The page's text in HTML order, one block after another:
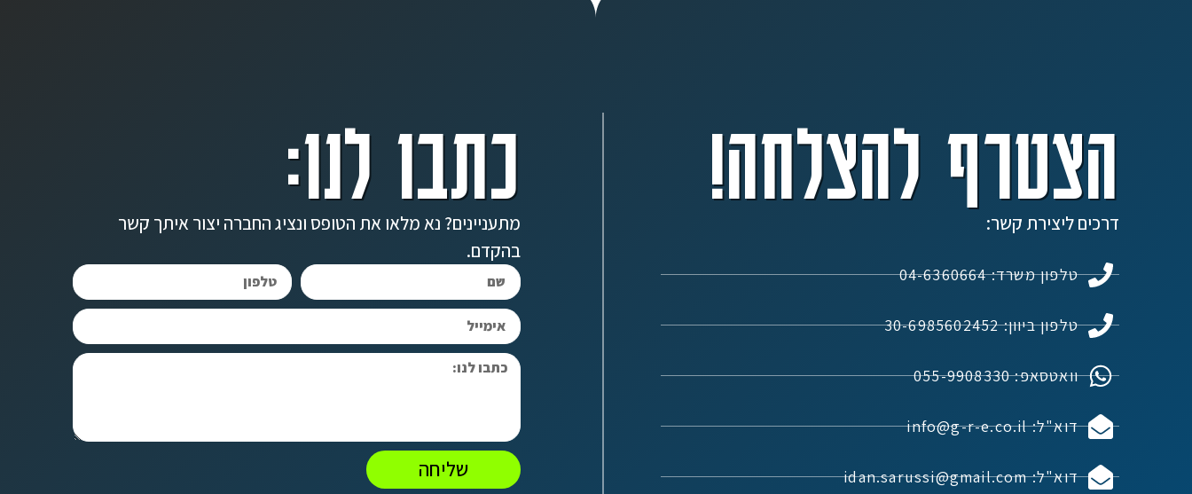
הצטרף להצלחה!
דרכים ליצירת קשר:
טלפון משרד: 04-6360664
טלפון ביוון: 30-6985602452
וואטסאפ: 055-9908330
דוא"ל: info@g-r-e.co.il
דוא"ל: idan.sarussi@gmail.com
כתבו לנו:
מתעניינים? נא מלאו את הטופס ונציג החברה יצור איתך קשר
בהקדם.
שליחה